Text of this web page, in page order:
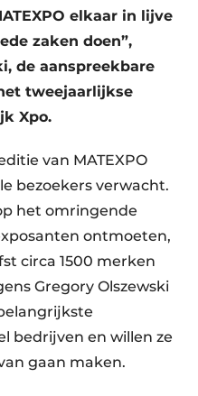
elkaar in lijve
zaken doen”,
de aanspreekbare
tweejaarlijkse
Xpo.
van MATEXPO
bezoekers verwacht.
het omringende
ontmoeten,
circa 1500 merken
Gregory Olszewski
bedrijven en willen ze
gaan maken.